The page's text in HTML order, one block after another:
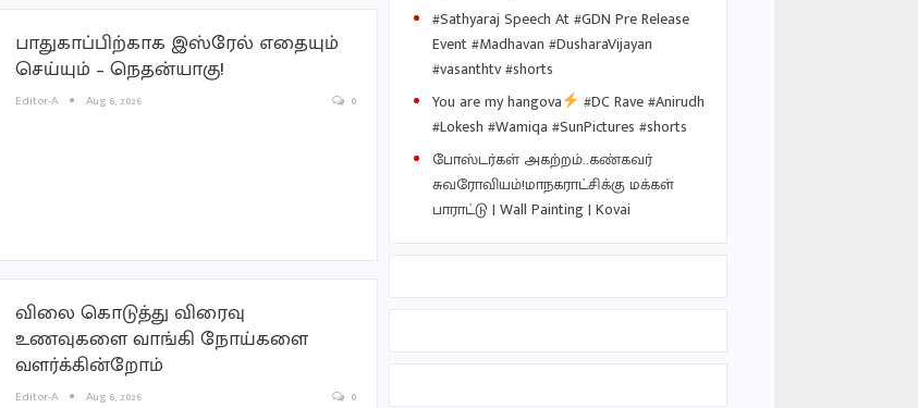
பாதுகாப்பிற்காக இஸ்ரேல் எதையும்
செய்யும் – நெதன்யாகு!
Editor-A Aug 6, 2026 0
விலை கொடுத்து விரைவு
உணவுகளை வாங்கி நோய்களை
வளர்க்கின்றோம்
Editor-A Aug 6, 2026 0
#Sathyaraj Speech At #GDN Pre Release
Event #Madhavan #DusharaVijayan
#vasanthtv #shorts
You are my hangova
#DC Rave #Anirudh
#Lokesh #Wamiqa #SunPictures #shorts
போஸ்டர்கள் அகற்றம்..கண்கவர்
சுவரோவியம்!மாநகராட்சிக்கு மக்கள்
பாராட்டு | Wall Painting | Kovai